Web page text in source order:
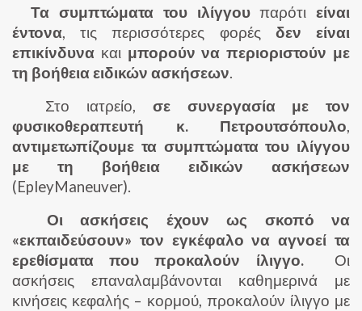
Τα συμπτώματα του ιλίγγουπαρότιείναι
έντονα, τις περισσότερες φορές δεν είναι
επικίνδυνα και μπορούν να περιοριστούν με
τη βοήθεια ειδικών ασκήσεων.
Στο ιατρείο, σε συνεργασία με τον
φυσικοθεραπευτή κ. Πετρουτσόπουλο,
αντιμετωπίζουμε τα συμπτώματα του ιλίγγου
με τη βοήθεια ειδικών ασκήσεων
(EpleyManeuver).
Οι ασκήσεις έχουν ως σκοπό να
«εκπαιδεύσουν» τον εγκέφαλο να αγνοεί τα
ερεθίσματα που προκαλούν ίλιγγο.Οι
ασκήσεις επαναλαμβάνονται καθημερινά με
κινήσεις κεφαλής – κορμού, προκαλούν ίλιγγο με